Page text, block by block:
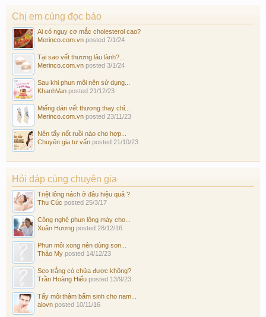
Chị em cùng đọc báo
Ai có nguy cơ mắc cholesterol cao?
Merinco.com.vn posted 7/1/24
Tại sao vết thương lâu lành?...
Merinco.com.vn posted 3/1/24
Sau khi phun môi nên sử dụng...
KhanhVan posted 21/12/23
Miếng dán vết thương thay chỉ...
Merinco.com.vn posted 23/11/23
Nên tẩy nốt ruồi nào cho hợp...
Chuyên gia tư vấn posted 21/10/23
Hỏi đáp cùng chuyên gia
Triệt lông nách ở đâu hiệu quả ?
Thu Cúc posted 25/3/17
Công nghệ phun lông mày cho...
Xuân Hương posted 28/12/16
Phun môi xong nên dùng son...
Thảo My posted 14/12/23
Sẹo trắng có chữa được không?
Trần Hoàng Hiếu posted 13/9/23
Tẩy môi thâm bẩm sinh cho nam...
alovn posted 10/11/16